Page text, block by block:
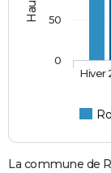
Hiver
0
50
La commune de